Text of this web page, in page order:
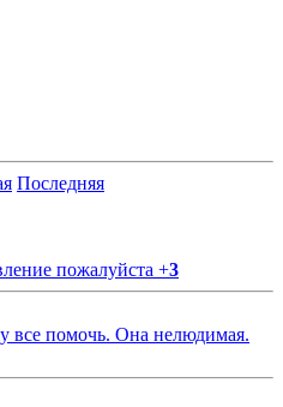
Последняя
пожалуйста +3
все помочь. Она нелюдимая.